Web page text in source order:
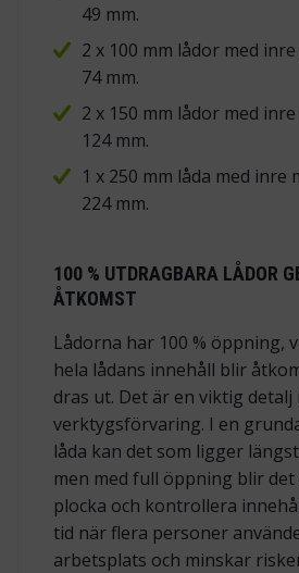
49 mm.
2 x 100 mm lådor med
74 mm.
2 x 150 mm lådor med
124 mm.
1 x 250 mm låda med inre
224 mm.
100 % UTDRAGBARA LÅDOR
ÅTKOMST
Lådorna har 100 % öppning,
hela lådans innehåll blir
dras ut. Det är en viktig
verktygsförvaring. I en
låda kan det som ligger
men med full öppning blir
plocka och kontrollera
tid när flera personer
arbetsplats och minskar